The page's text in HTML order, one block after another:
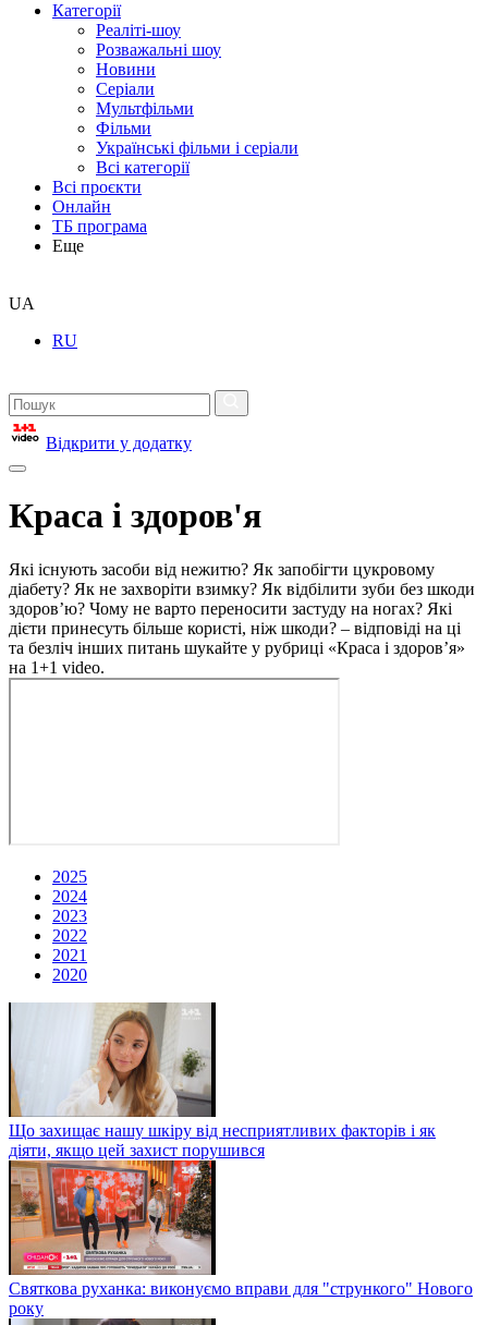
Категорії
Реаліті-шоу
Розважальні шоу
Новини
Серіали
Мультфільми
Фільми
Українські фільми і серіали
Всі категорії
Всі проєкти
Онлайн
ТБ програма
Еще
UA
RU
Відкрити у додатку
Краса і здоров'я
Які існують засоби від нежитю? Як запобігти цукровому
діабету? Як не захворіти взимку? Як відбілити зуби без шкоди
здоров’ю? Чому не варто переносити застуду на ногах? Які
дієти принесуть більше користі, ніж шкоди? – відповіді на ці
та безліч інших питань шукайте у рубриці «Краса і здоров’я»
на 1+1 video.
2025
2024
2023
2022
2021
2020
Що захищає нашу шкіру від несприятливих факторів і як
діяти, якщо цей захист порушився
Святкова руханка: виконуємо вправи для "стрункого" Нового
року